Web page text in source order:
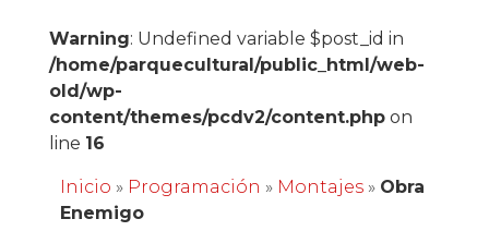
Warning: Undefined variable $post_id in
/home/parquecultural/public_html/web-
old/wp-
content/themes/pcdv2/content.phpon
line 16
Inicio » Programación » Montajes» Obra
Enemigo